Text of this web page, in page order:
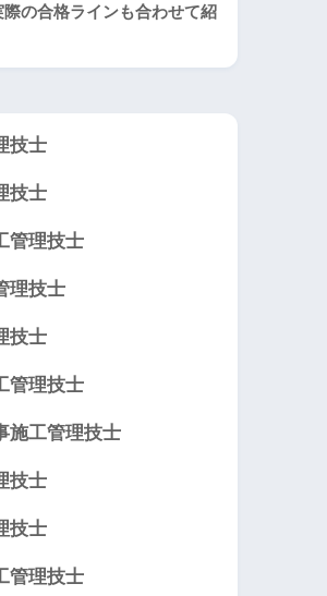
際の合格ラインも合わせて紹
技士
技士
管理技士
理技士
技士
管理技士
施工管理技士
技士
技士
管理技士